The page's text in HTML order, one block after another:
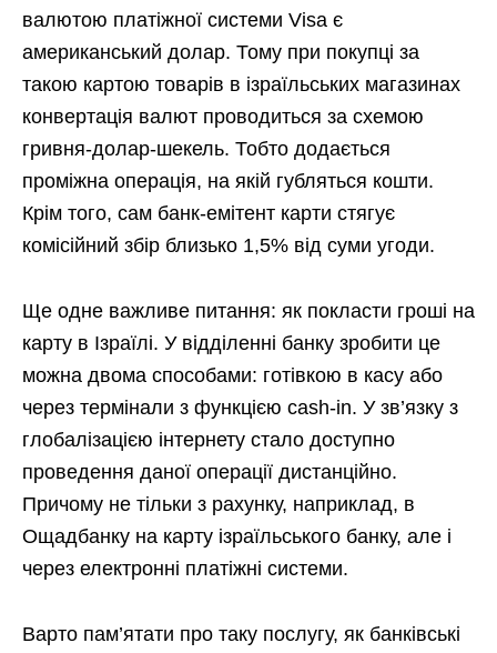
валютою платіжної системи Visa є
американський долар. Тому при покупці за
такою картою товарів в ізраїльських магазинах
конвертація валют проводиться за схемою
гривня-долар-шекель. Тобто додається
проміжна операція, на якій губляться кошти.
Крім того, сам банк-емітент карти стягує
комісійний збір близько 1,5% від суми угоди.
Ще одне важливе питання: як покласти гроші на
карту в Ізраїлі. У відділенні банку зробити це
можна двома способами: готівкою в касу або
через термінали з функцією cash-in. У зв’язку з
глобалізацією інтернету стало доступно
проведення даної операції дистанційно.
Причому не тільки з рахунку, наприклад, в
Ощадбанку на карту ізраїльського банку, але і
через електронні платіжні системи.
Варто пам’ятати про таку послугу, як банківські